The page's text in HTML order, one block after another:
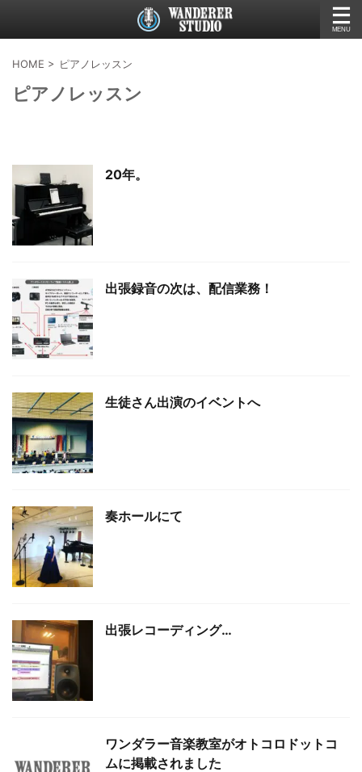
HOME > ピアノレッスン
ピアノレッスン
20年。
出張録音の次は、配信業務！
生徒さん出演のイベントへ
奏ホールにて
出張レコーディング…
ワンダラー音楽教室がオトコロドットコ
ムに掲載されました